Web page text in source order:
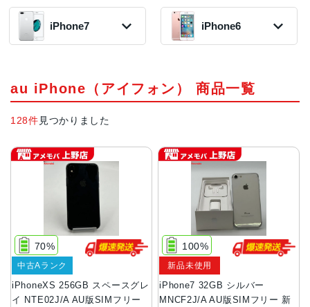
在庫数:3
2023年モデル
iPhone13
iPhone13 mini
2021年モデル
在庫数:8
Max
iPhone12 mini
2020年モデル
iPhone11
16,000円〜
iPhone11 Pro
2019年モデル
15,800円〜
iPhoneSE2 第2
2020年モデル
iPhoneSE
2016年モデル
iPhoneXR
2018年モデル
8,800円〜
17,300円〜
在庫数:3
iPhoneXS
11,800円〜
在庫数:6
iPhone8 Plus
2017年モデル
9,800円〜
4,300円〜
在庫数:3
iPhone7
9,800円〜
在庫数:1
iPhone7
在庫数:2
iPhone6
5,000円〜
在庫数:2
在庫数:1
au iPhone（アイフォン） 商品一覧
128件 見つかりました
iPhoneXS 256GB スペースグレ
イ NTE02J/A AU版SIMフリー
70%
中古Aランク
iPhone7 32GB シルバー
MNCF2J/A AU版SIMフリー 新
100%
新品未使用